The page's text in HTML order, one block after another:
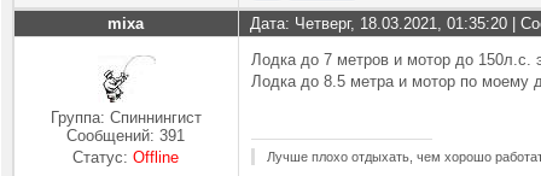
mixa Дата: Четверг, 18.03.2021, 01:35:20 |
Группа: Спиннингист
Сообщений:391
Статус:Offline Лучше плохо отдыхать, чем хорошо